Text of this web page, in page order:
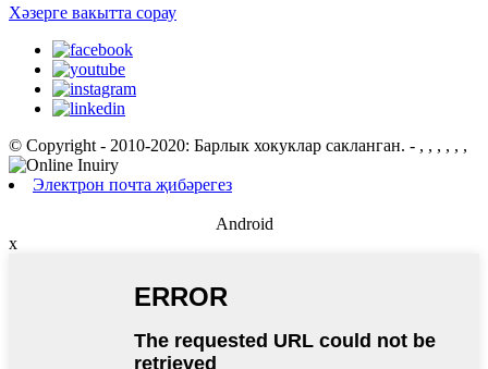
Хәзерге вакытта сорау
© Copyright - 2010-2020: Барлык хокуклар сакланган. - , , , , , ,
Электрон почта җибәрегез
Android
x